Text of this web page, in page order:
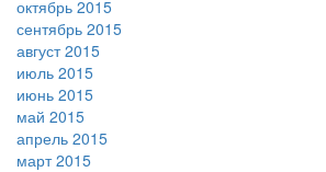
октябрь 2015
сентябрь 2015
август 2015
июль 2015
июнь 2015
май 2015
апрель 2015
март 2015